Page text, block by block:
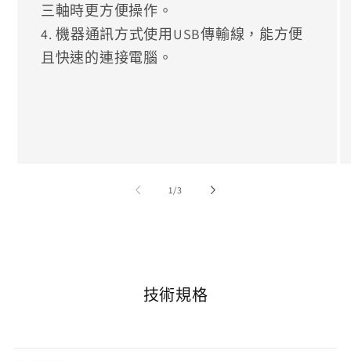
三軸時更方便操作。
4. 機器通訊方式使用USB傳輸線，能方便
且快速的連接電腦。
1//3
技術規格